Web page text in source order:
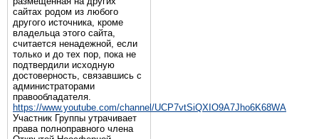
сайтах родом из любого
другого источника, кроме
владельца этого сайта,
считается ненадежной, если
только и до тех пор, пока не
подтвердили исходную
достоверность, связавшись с
администраторами
правообладателя.
https://www.youtube.com/channel/UCP7vtSiQXIO9A7Jho6K68WA
Участник Группы утрачивает
права полноправного члена